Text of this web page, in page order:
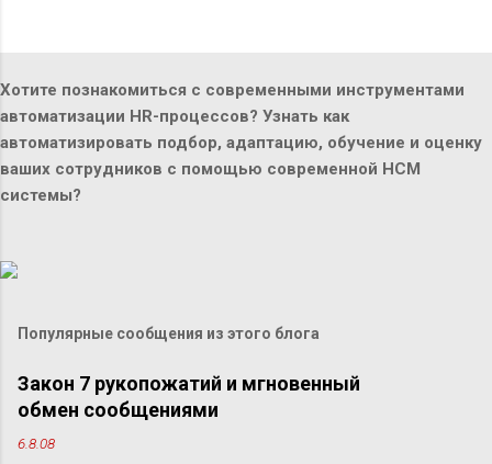
Хотите познакомиться с современными инструментами
автоматизации HR-процессов? Узнать как
автоматизировать подбор, адаптацию, обучение и оценку
ваших сотрудников с помощью современной HCM
системы?
Популярные сообщения из этого блога
Закон 7 рукопожатий и мгновенный
обмен сообщениями
6.8.08